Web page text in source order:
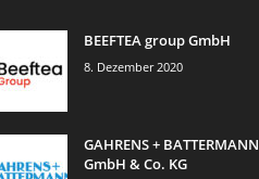
BEEFTEA group GmbH
8. Dezember 2020
GAHRENS + BATTERMANN
GmbH & Co. KG